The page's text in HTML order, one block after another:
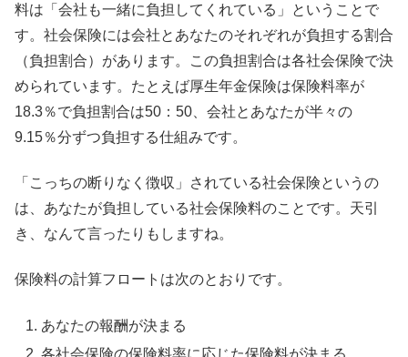
料は「会社も一緒に負担してくれている」ということで
す。社会保険には会社とあなたのそれぞれが負担する割合
（負担割合）があります。この負担割合は各社会保険で決
められています。たとえば厚生年金保険は保険料率が
18.3％で負担割合は50：50、会社とあなたが半々の
9.15％分ずつ負担する仕組みです。
「こっちの断りなく徴収」されている社会保険というの
は、あなたが負担している社会保険料のことです。天引
き、なんて言ったりもしますね。
保険料の計算フロートは次のとおりです。
あなたの報酬が決まる
各社会保険の保険料率に応じた保険料が決まる。